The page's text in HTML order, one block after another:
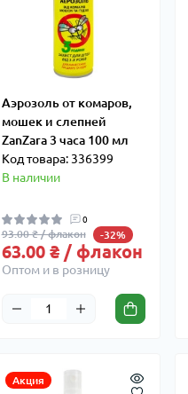
Аэрозоль от комаров,
мошек и слепней
ZanZara 3 часа 100 мл
Код товара: 336399
В наличии
0
93.00 ₴ / флакон -32%
63.00 ₴ / флакон
Оптом и в розницу
Акция